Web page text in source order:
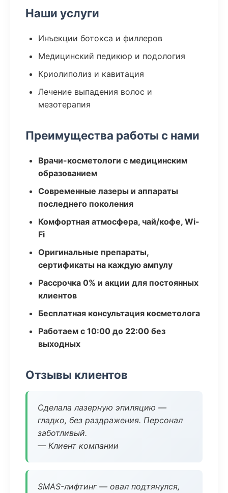
Наши услуги
Инъекции ботокса и филлеров
Медицинский педикюр и подология
Криолиполиз и кавитация
Лечение выпадения волос и
мезотерапия
Преимущества работы с нами
Врачи-косметологи с медицинским
образованием
Современные лазеры и аппараты
последнего поколения
Комфортная атмосфера, чай/кофе, Wi-
Fi
Оригинальные препараты,
сертификаты на каждую ампулу
Рассрочка 0% и акции для постоянных
клиентов
Бесплатная консультация косметолога
Работаем с 10:00 до 22:00 без
выходных
Отзывы клиентов
Сделала лазерную эпиляцию —
гладко, без раздражения. Персонал
заботливый.
— Клиент компании
SMAS-лифтинг — овал подтянулся,